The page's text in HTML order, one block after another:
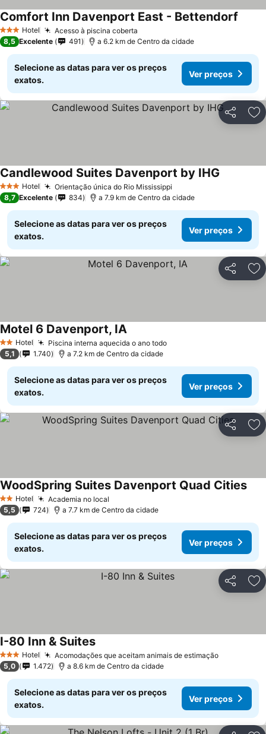
3 EstrelasHotel Acesso à piscina coberta
Comfort Inn Davenport East - Bettendorf
8,5 Excelente 491 a 6.2 km de Centro da cidade
Selecione as datas para ver os preços
exatos.
Ver preços
Partilhar
3 EstrelasHotel Orientação única do Rio Mississippi
Candlewood Suites Davenport by IHG
8,7 Excelente 834 a 7.9 km de Centro da cidade
Selecione as datas para ver os preços
exatos.
Ver preços
Partilhar
2 Estrelas
Hotel Piscina interna aquecida o ano todo
Motel 6 Davenport, IA
5,1 1.740 a 7.2 km de Centro da cidade
Selecione as datas para ver os preços
exatos.
Ver preços
Partilhar
2 Estrelas
Hotel Academia no local
WoodSpring Suites Davenport Quad Cities
5,5 724 a 7.7 km de Centro da cidade
Selecione as datas para ver os preços
exatos.
Ver preços
Partilhar
3 EstrelasHotel Acomodações que aceitam animais de estimação
I-80 Inn & Suites
5,0 1.472 a 8.6 km de Centro da cidade
Selecione as datas para ver os preços
exatos.
Ver preços